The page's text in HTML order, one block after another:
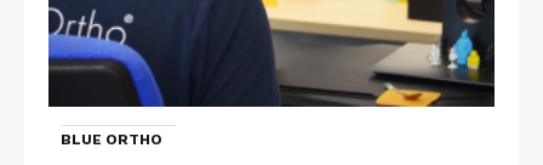
BLUE ORTHO